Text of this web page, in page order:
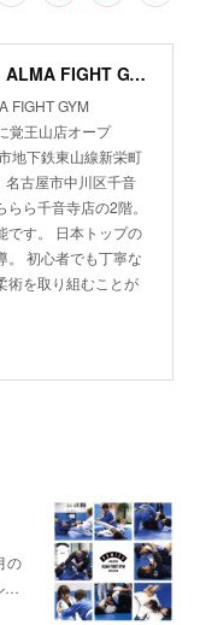
ブラジリアン柔術道場 ALMA FIGHT GYM HOMIES(ホーミーズ)
FIGHT GYM
覚王山店オープ
地下鉄東山線新栄町
名古屋市中川区千音
ら千音寺店の2階。
です。 日本トップの
。 初心者でも丁寧な
術を取り組むことが
の
…